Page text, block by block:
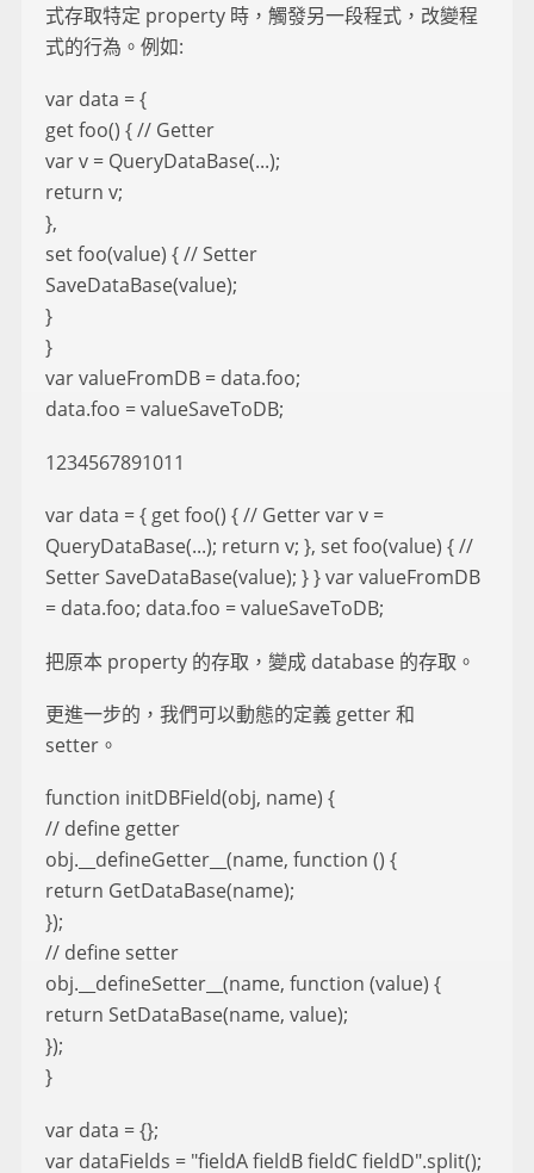
式存取特定 property 時，觸發另一段程式，改變程
式的行為。例如:
var data = {
get foo() { // Getter
var v = QueryDataBase(...);
return v;
},
set foo(value) { // Setter
SaveDataBase(value);
}
}
var valueFromDB = data.foo;
data.foo = valueSaveToDB;
1234567891011
var data = { get foo() { // Getter var v =
QueryDataBase(...); return v; }, set foo(value) { //
Setter SaveDataBase(value); } } var valueFromDB
= data.foo; data.foo = valueSaveToDB;
把原本 property 的存取，變成 database 的存取。
更進一步的，我們可以動態的定義 getter 和
setter。
function initDBField(obj, name) {
// define getter
obj.__defineGetter__(name, function () {
return GetDataBase(name);
});
// define setter
obj.__defineSetter__(name, function (value) {
return SetDataBase(name, value);
});
}
var data = {};
var dataFields = "fieldA fieldB fieldC fieldD".split();